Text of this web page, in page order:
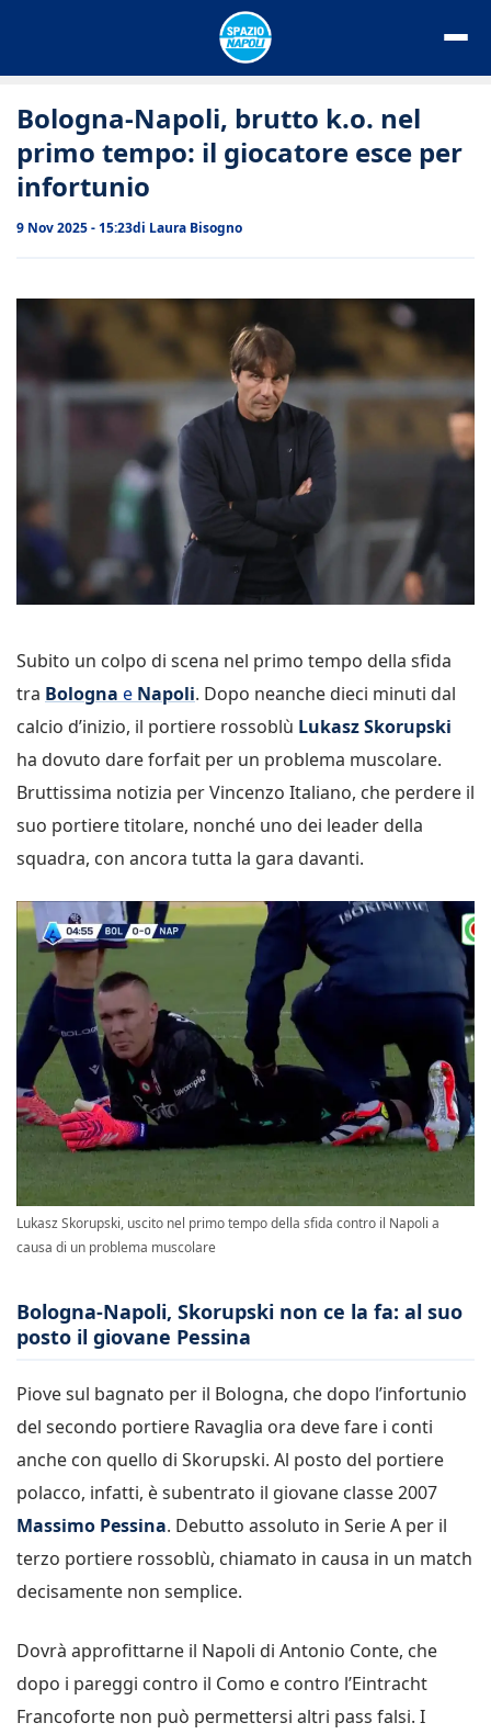
Bologna-Napoli, brutto k.o. nel
primo tempo: il giocatore esce per
infortunio
9 Nov 2025 - 15:23di Laura Bisogno
Subito un colpo di scena nel primo tempo della sfida
tra Bologna e Napoli. Dopo neanche dieci minuti dal
calcio d’inizio, il portiere rossoblù Lukasz Skorupski
ha dovuto dare forfait per un problema muscolare.
Bruttissima notizia per Vincenzo Italiano, che perdere il
suo portiere titolare, nonché uno dei leader della
squadra, con ancora tutta la gara davanti.
Lukasz Skorupski, uscito nel primo tempo della sfida contro il Napoli a
causa di un problema muscolare
Bologna-Napoli, Skorupski non ce la fa: al suo
posto il giovane Pessina
Piove sul bagnato per il Bologna, che dopo l’infortunio
del secondo portiere Ravaglia ora deve fare i conti
anche con quello di Skorupski. Al posto del portiere
polacco, infatti, è subentrato il giovane classe 2007
Massimo Pessina. Debutto assoluto in Serie A per il
terzo portiere rossoblù, chiamato in causa in un match
decisamente non semplice.
Dovrà approfittarne il Napoli di Antonio Conte, che
dopo i pareggi contro il Como e contro l’Eintracht
Francoforte non può permettersi altri pass falsi. I